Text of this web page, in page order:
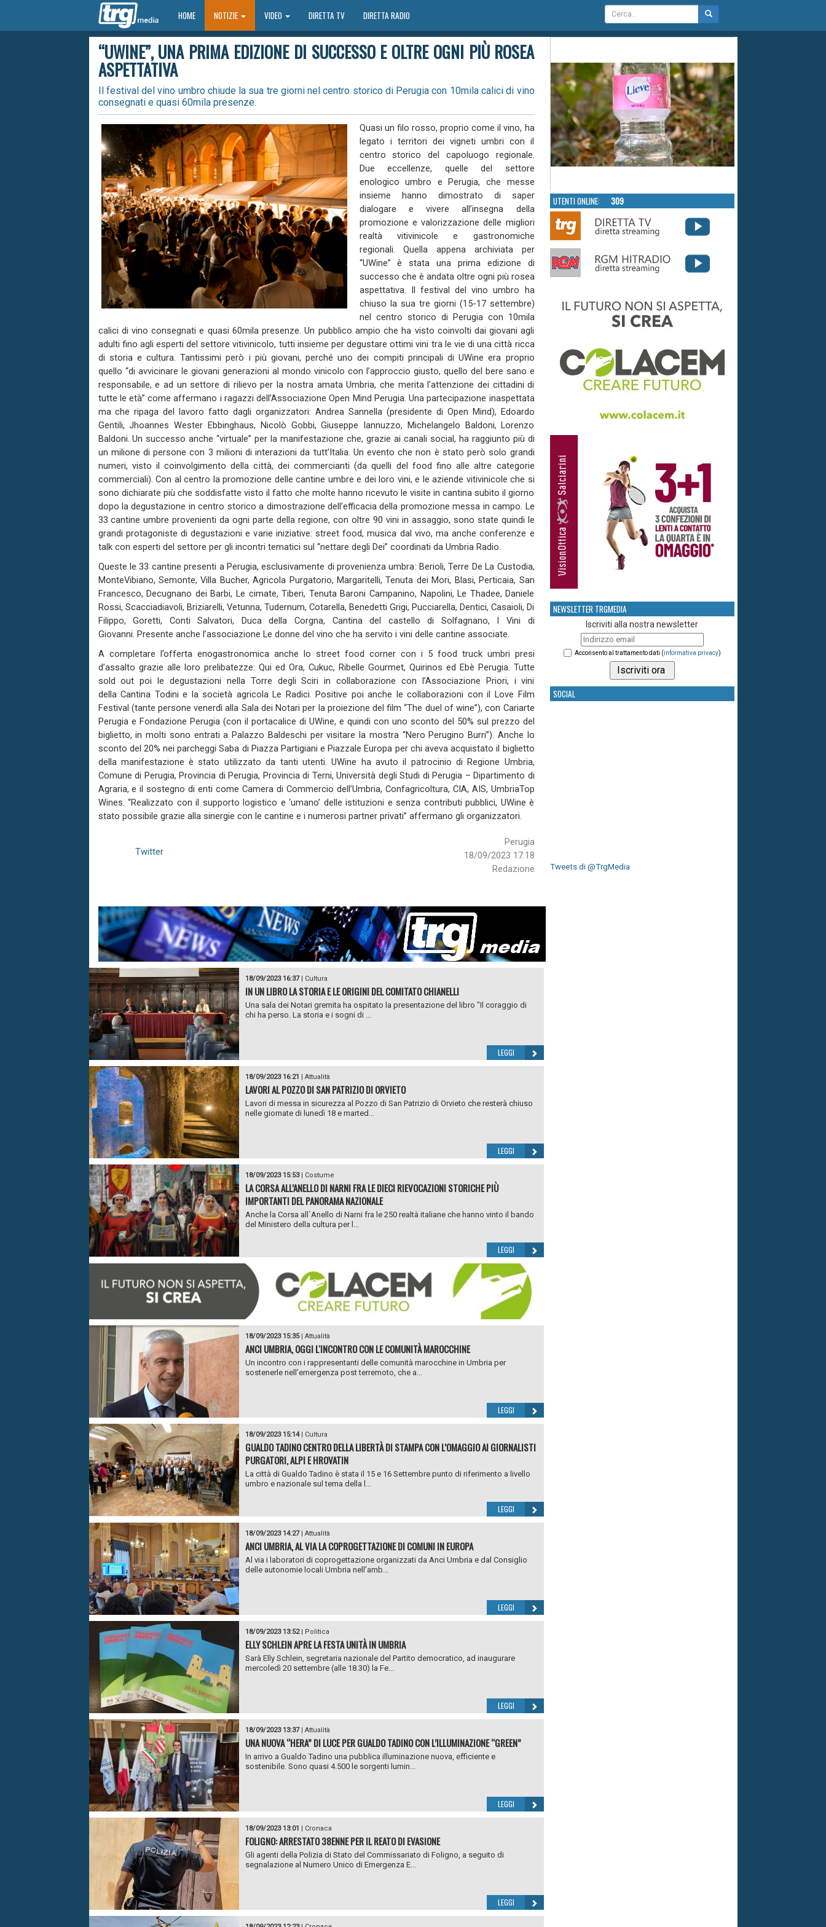
HOMEHOME NOTIZIE VIDEO DIRETTA TV DIRETTA RADIO
“UWINE”, UNA PRIMA EDIZIONE DI SUCCESSO E OLTRE OGNI PIÙ ROSEA
ASPETTATIVA
Il festival del vino umbro chiude la sua tre giorni nel centro storico di Perugia con 10mila calici di vino
consegnati e quasi 60mila presenze.
Quasi un filo rosso, proprio come il vino, ha
legato i territori dei vigneti umbri con il
centro storico del capoluogo regionale.
Due eccellenze, quelle del settore
enologico umbro e Perugia, che messe
insieme hanno dimostrato di saper
dialogare e vivere all’insegna della
promozione e valorizzazione delle migliori
realtà vitivinicole e gastronomiche
regionali. Quella appena archiviata per
“UWine” è stata una prima edizione di
successo che è andata oltre ogni più rosea
aspettativa. Il festival del vino umbro ha
chiuso la sua tre giorni (15-17 settembre)
nel centro storico di Perugia con 10mila
calici di vino consegnati e quasi 60mila presenze. Un pubblico ampio che ha visto coinvolti dai giovani agli
adulti fino agli esperti del settore vitivinicolo, tutti insieme per degustare ottimi vini tra le vie di una città ricca
di storia e cultura. Tantissimi però i più giovani, perché uno dei compiti principali di UWine era proprio
quello “di avvicinare le giovani generazioni al mondo vinicolo con l’approccio giusto, quello del bere sano e
responsabile, e ad un settore di rilievo per la nostra amata Umbria, che merita l'attenzione dei cittadini di
tutte le età” come affermano i ragazzi dell’Associazione Open Mind Perugia. Una partecipazione inaspettata
ma che ripaga del lavoro fatto dagli organizzatori: Andrea Sannella (presidente di Open Mind), Edoardo
Gentili, Jhoannes Wester Ebbinghaus, Nicolò Gobbi, Giuseppe Iannuzzo, Michelangelo Baldoni, Lorenzo
Baldoni. Un successo anche “virtuale” per la manifestazione che, grazie ai canali social, ha raggiunto più di
un milione di persone con 3 milioni di interazioni da tutt’Italia. Un evento che non è stato però solo grandi
numeri, visto il coinvolgimento della città, dei commercianti (da quelli del food fino alle altre categorie
commerciali). Con al centro la promozione delle cantine umbre e dei loro vini, e le aziende vitivinicole che si
sono dichiarate più che soddisfatte visto il fatto che molte hanno ricevuto le visite in cantina subito il giorno
dopo la degustazione in centro storico a dimostrazione dell’efficacia della promozione messa in campo. Le
33 cantine umbre provenienti da ogni parte della regione, con oltre 90 vini in assaggio, sono state quindi le
grandi protagoniste di degustazioni e varie iniziative: street food, musica dal vivo, ma anche conferenze e
talk con esperti del settore per gli incontri tematici sul “nettare degli Dei” coordinati da Umbria Radio.
Queste le 33 cantine presenti a Perugia, esclusivamente di provenienza umbra: Berioli, Terre De La Custodia,
MonteVibiano, Semonte, Villa Bucher, Agricola Purgatorio, Margaritelli, Tenuta dei Mori, Blasi, Perticaia, San
Francesco, Decugnano dei Barbi, Le cimate, Tiberi, Tenuta Baroni Campanino, Napolini, Le Thadee, Daniele
Rossi, Scacciadiavoli, Briziarelli, Vetunna, Tudernum, Cotarella, Benedetti Grigi, Pucciarella, Dentici, Casaioli, Di
Filippo, Goretti, Conti Salvatori, Duca della Corgna, Cantina del castello di Solfagnano, I Vini di
Giovanni. Presente anche l’associazione Le donne del vino che ha servito i vini delle cantine associate.
A completare l’offerta enogastronomica anche lo street food corner con i 5 food truck umbri presi
d’assalto grazie alle loro prelibatezze: Qui ed Ora, Cukuc, Ribelle Gourmet, Quirinos ed Ebè Perugia. Tutte
sold out poi le degustazioni nella Torre degli Sciri in collaborazione con l’Associazione Priori, i vini
della Cantina Todini e la società agricola Le Radici. Positive poi anche le collaborazioni con il Love Film
Festival (tante persone venerdì alla Sala dei Notari per la proiezione del film “The duel of wine”), con Cariarte
Perugia e Fondazione Perugia (con il portacalice di UWine, e quindi con uno sconto del 50% sul prezzo del
biglietto, in molti sono entrati a Palazzo Baldeschi per visitare la mostra “Nero Perugino Burri”). Anche lo
sconto del 20% nei parcheggi Saba di Piazza Partigiani e Piazzale Europa per chi aveva acquistato il biglietto
della manifestazione è stato utilizzato da tanti utenti. UWine ha avuto il patrocinio di Regione Umbria,
Comune di Perugia, Provincia di Perugia, Provincia di Terni, Università degli Studi di Perugia – Dipartimento di
Agraria, e il sostegno di enti come Camera di Commercio dell’Umbria, Confagricoltura, CIA, AIS, UmbriaTop
Wines. “Realizzato con il supporto logistico e ‘umano’ delle istituzioni e senza contributi pubblici, UWine è
stato possibile grazie alla sinergie con le cantine e i numerosi partner privati” affermano gli organizzatori.
Perugia
18/09/2023 17:18
Redazione
Twitter
18/09/2023 16:37| Cultura
IN UN LIBRO LA STORIA E LE ORIGINI DEL COMITATO CHIANELLI
Una sala dei Notari gremita ha ospitato la presentazione del libro "Il coraggio di
chi ha perso. La storia e i sogni di ...
LEGGI
18/09/2023 16:21 | Attualità
LAVORI AL POZZO DI SAN PATRIZIO DI ORVIETO
Lavori di messa in sicurezza al Pozzo di San Patrizio di Orvieto che resterà chiuso
nelle giornate di lunedì 18 e marted...
LEGGI
18/09/2023 15:53| Costume
LA CORSA ALL’ANELLO DI NARNI FRA LE DIECI RIEVOCAZIONI STORICHE PIÙ
IMPORTANTI DEL PANORAMA NAZIONALE
Anche la Corsa all`Anello di Narni fra le 250 realtà italiane che hanno vinto il bando
del Ministero della cultura per l...
LEGGI
18/09/2023 15:35| Attualità
ANCI UMBRIA, OGGI L'INCONTRO CON LE COMUNITÀ MAROCCHINE
Un incontro con i rappresentanti delle comunità marocchine in Umbria per
sostenerle nell’emergenza post terremoto, che a...
LEGGI
18/09/2023 15:14| Cultura
GUALDO TADINO CENTRO DELLA LIBERTÀ DI STAMPA CON L’OMAGGIO AI GIORNALISTI
PURGATORI, ALPI E HROVATIN
La città di Gualdo Tadino è stata il 15 e 16 Settembre punto di riferimento a livello
umbro e nazionale sul tema della l...
LEGGI
18/09/2023 14:27| Attualità
ANCI UMBRIA, AL VIA LA COPROGETTAZIONE DI COMUNI IN EUROPA
Al via i laboratori di coprogettazione organizzati da Anci Umbria e dal Consiglio
delle autonomie locali Umbria nell’amb...
LEGGI
18/09/2023 13:52| Politica
ELLY SCHLEIN APRE LA FESTA UNITÀ IN UMBRIA
Sarà Elly Schlein, segretaria nazionale del Partito democratico, ad inaugurare
mercoledì 20 settembre (alle 18.30) la Fe...
LEGGI
18/09/2023 13:37| Attualità
UNA NUOVA “HERA” DI LUCE PER GUALDO TADINO CON L’ILLUMINAZIONE “GREEN”
In arrivo a Gualdo Tadino una pubblica illuminazione nuova, efficiente e
sostenibile. Sono quasi 4.500 le sorgenti lumin...
LEGGI
18/09/2023 13:01 | Cronaca
FOLIGNO: ARRESTATO 38ENNE PER IL REATO DI EVASIONE
Gli agenti della Polizia di Stato del Commissariato di Foligno, a seguito di
segnalazione al Numero Unico di Emergenza E...
LEGGI
UTENTI ONLINE: 309
NEWSLETTER TRGMEDIA
Iscriviti alla nostra newsletter
Acconsento al trattamento dati (informativa privacy)
SOCIAL
Tweets di @TrgMedia